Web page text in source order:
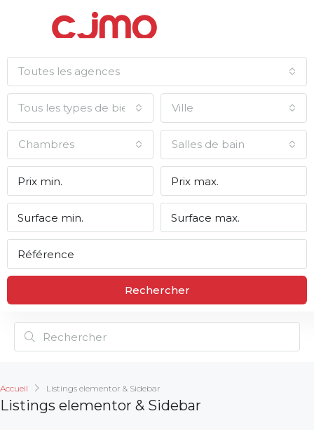
Toutes les agences
Tous les types de biens Ville
Chambres Salles de bain
Rechercher
Accueil Listings elementor & Sidebar
Listings elementor & Sidebar